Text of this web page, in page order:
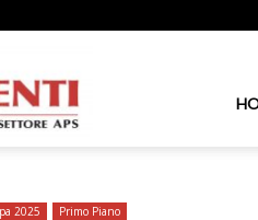
Nazionale
2025 Primo Piano